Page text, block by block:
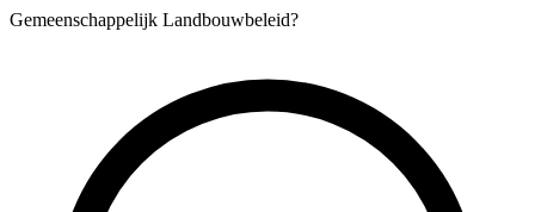
Gemeenschappelijk Landbouwbeleid?